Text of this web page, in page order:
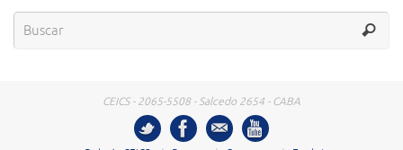
CEICS - 2065-5508 - Salcedo 2654 - CABA